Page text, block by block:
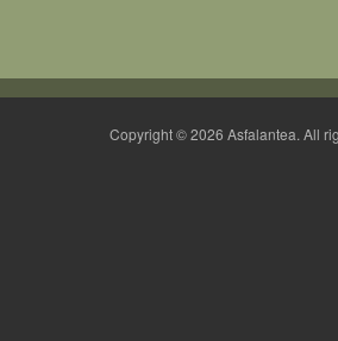
Copyright © 2026 Asfalantea. All